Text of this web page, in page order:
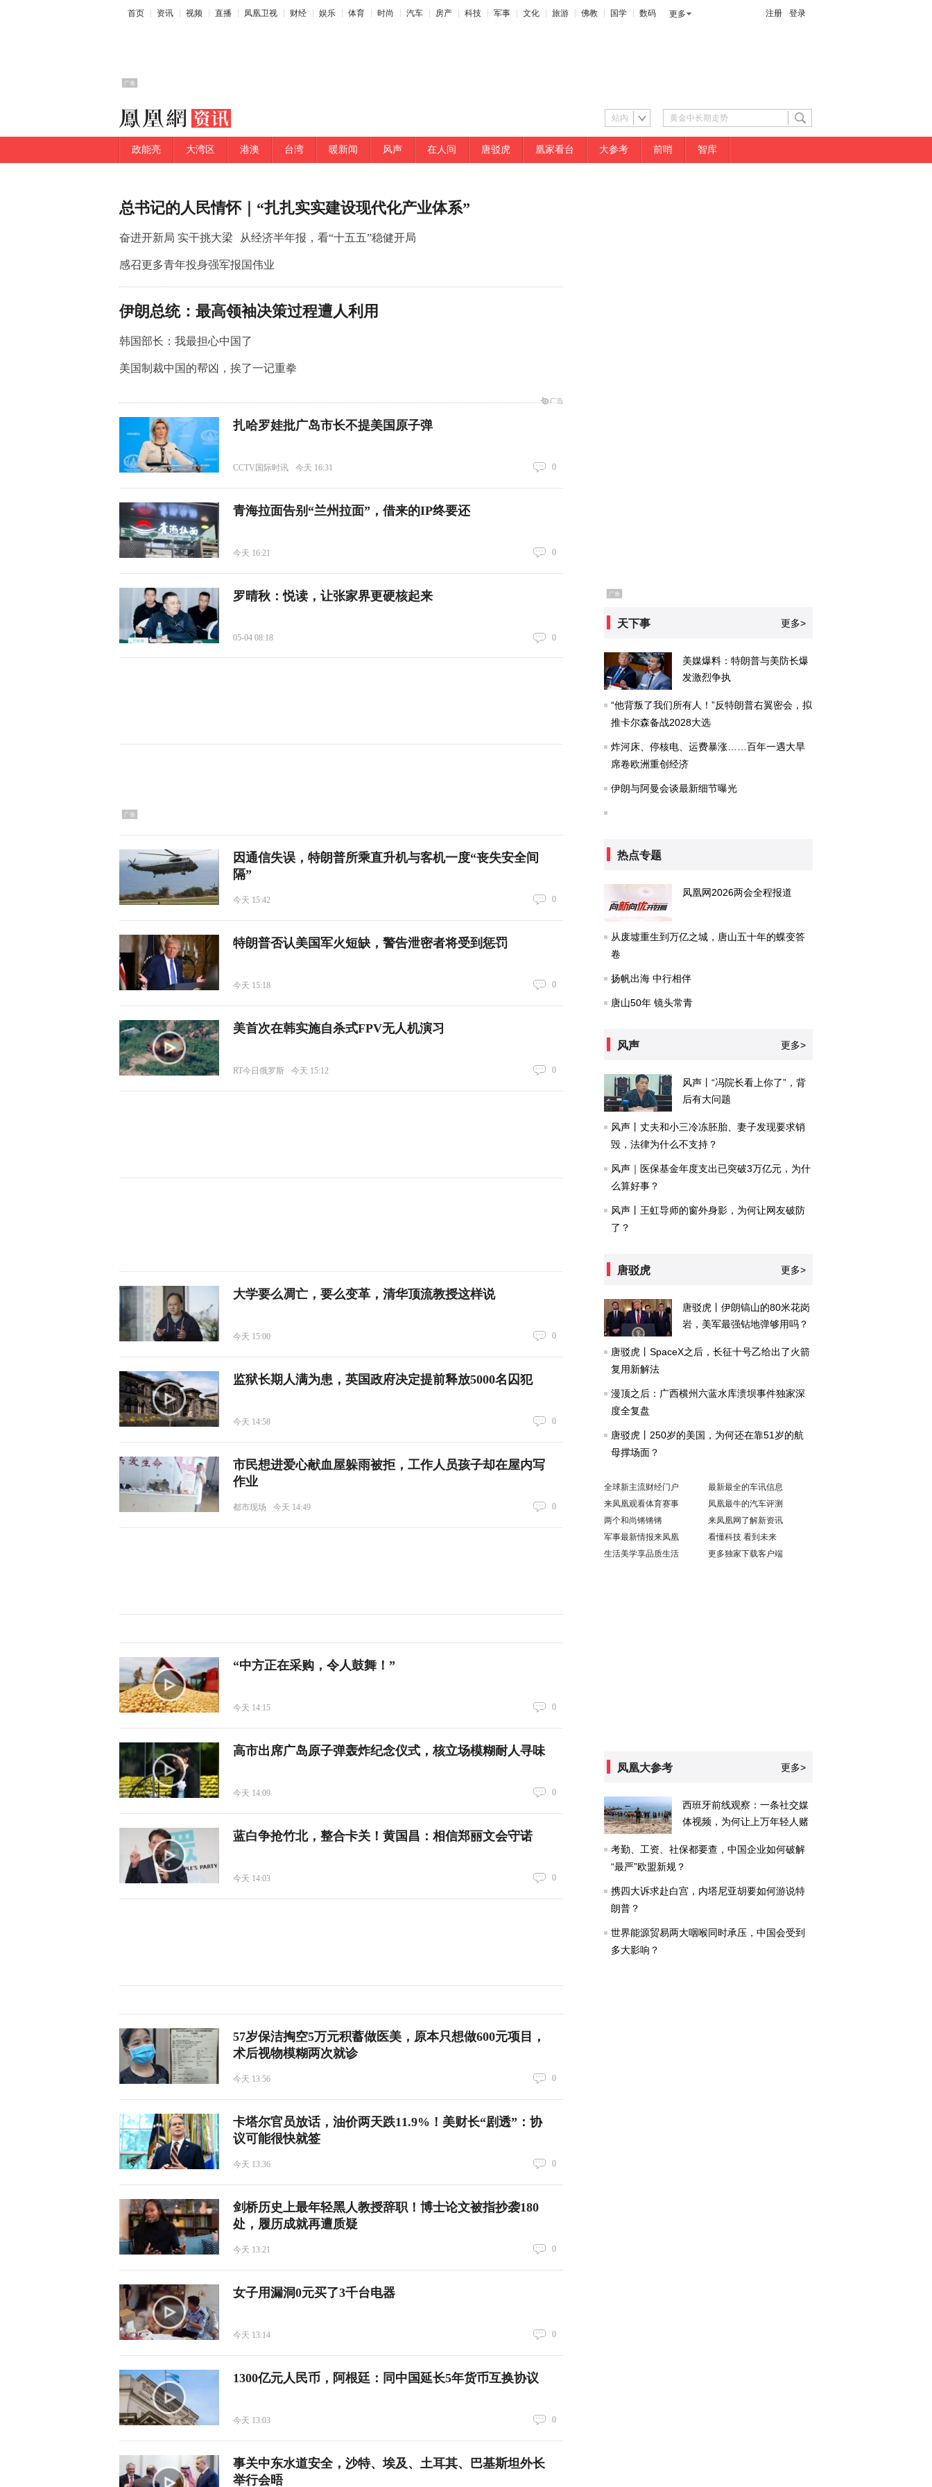
首页 资讯 视频 直播 凤凰卫视 财经 娱乐 体育 时尚 汽车 房产 科技 军事 文化 旅游 佛教 国学 数码 更多 注册 登录
站内
政能亮 大湾区 港澳 台湾 暖新闻 风声 在人间 唐驳虎 凰家看台 大参考 前哨 智库
总书记的人民情怀｜“扎扎实实建设现代化产业体系”
奋进开新局 实干挑大梁 从经济半年报，看“十五五”稳健开局
感召更多青年投身强军报国伟业
伊朗总统：最高领袖决策过程遭人利用
韩国部长：我最担心中国了
美国制裁中国的帮凶，挨了一记重拳
扎哈罗娃批广岛市长不提美国原子弹
CCTV国际时讯 今天 16:31 0
青海拉面告别“兰州拉面”，借来的IP终要还
今天 16:21 0
罗晴秋：悦读，让张家界更硬核起来
05-04 08:18 0
因通信失误，特朗普所乘直升机与客机一度“丧失安全间
隔”
今天 15:42 0
特朗普否认美国军火短缺，警告泄密者将受到惩罚
今天 15:18 0
美首次在韩实施自杀式FPV无人机演习
RT今日俄罗斯 今天 15:12 0
大学要么凋亡，要么变革，清华顶流教授这样说
今天 15:00 0
监狱长期人满为患，英国政府决定提前释放5000名囚犯
今天 14:58 0
市民想进爱心献血屋躲雨被拒，工作人员孩子却在屋内写
作业
都市现场 今天 14:49 0
“中方正在采购，令人鼓舞！”
今天 14:15 0
高市出席广岛原子弹轰炸纪念仪式，核立场模糊耐人寻味
今天 14:09 0
蓝白争抢竹北，整合卡关！黄国昌：相信郑丽文会守诺
今天 14:03 0
57岁保洁掏空5万元积蓄做医美，原本只想做600元项目，
术后视物模糊两次就诊
今天 13:56 0
卡塔尔官员放话，油价两天跌11.9%！美财长“剧透”：协
议可能很快就签
今天 13:36 0
剑桥历史上最年轻黑人教授辞职！博士论文被指抄袭180
处，履历成就再遭质疑
今天 13:21 0
女子用漏洞0元买了3千台电器
今天 13:14 0
1300亿元人民币，阿根廷：同中国延长5年货币互换协议
今天 13:03 0
事关中东水道安全，沙特、埃及、土耳其、巴基斯坦外长
举行会晤
天下事 更多>
美媒爆料：特朗普与美防长爆
发激烈争执
“他背叛了我们所有人！”反特朗普右翼密会，拟
推卡尔森备战2028大选
炸河床、停核电、运费暴涨……百年一遇大旱
席卷欧洲重创经济
伊朗与阿曼会谈最新细节曝光
热点专题
凤凰网2026两会全程报道
从废墟重生到万亿之城，唐山五十年的蝶变答
卷
扬帆出海 中行相伴
唐山50年 镜头常青
风声 更多>
风声丨“冯院长看上你了”，背
后有大问题
风声丨丈夫和小三冷冻胚胎、妻子发现要求销
毁，法律为什么不支持？
风声｜医保基金年度支出已突破3万亿元，为什
么算好事？
风声丨王虹导师的窗外身影，为何让网友破防
了？
唐驳虎 更多>
唐驳虎丨伊朗镐山的80米花岗
岩，美军最强钻地弹够用吗？
唐驳虎丨SpaceX之后，长征十号乙给出了火箭
复用新解法
漫顶之后：广西横州六蓝水库溃坝事件独家深
度全复盘
唐驳虎丨250岁的美国，为何还在靠51岁的航
母撑场面？
全球新主流财经门户
最新最全的车讯信息
来凤凰观看体育赛事
凤凰最牛的汽车评测
两个和尚锵锵锵
来凤凰网了解新资讯
军事最新情报来凤凰
看懂科技 看到未来
生活美学享品质生活
更多独家下载客户端
凤凰大参考 更多>
西班牙前线观察：一条社交媒
体视频，为何让上万年轻人赌
考勤、工资、社保都要查，中国企业如何破解
“最严”欧盟新规？
携四大诉求赴白宫，内塔尼亚胡要如何游说特
朗普？
世界能源贸易两大咽喉同时承压，中国会受到
多大影响？